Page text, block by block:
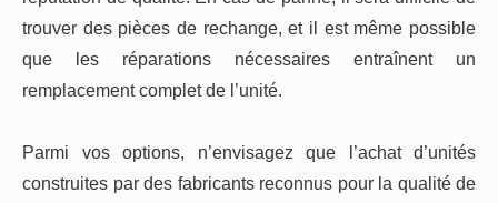
trouver des pièces de rechange, et il est même possible
que les réparations nécessaires entraînent un
remplacement complet de l’unité.
Parmi vos options, n’envisagez que l’achat d’unités
construites par des fabricants reconnus pour la qualité de